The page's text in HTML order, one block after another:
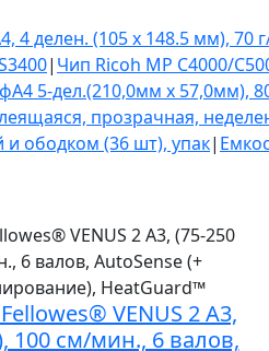
4 делен. (105 x 148.5 мм), 70
| Чип Ricoh MP C4000/
5-дел.(210,0мм х 57,0мм),
прозрачная,
и ободком (36 шт), упак|
VENUS 2 A3,
100 см/мин., 6 валов,